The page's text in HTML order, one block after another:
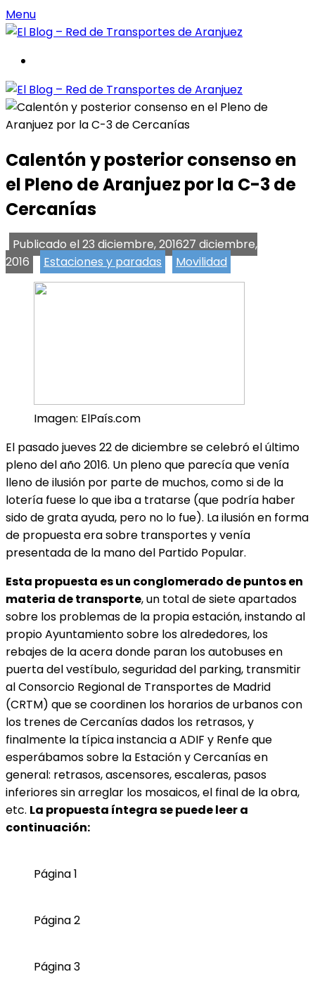
Menu
Calentón y posterior consenso en
el Pleno de Aranjuez por la C-3 de
Cercanías
Publicado el 23 diciembre, 201627 diciembre,
2016
Estaciones y paradas Movilidad
Imagen: ElPaís.com
El pasado jueves 22 de diciembre se celebró el último
pleno del año 2016. Un pleno que parecía que venía
lleno de ilusión por parte de muchos, como si de la
lotería fuese lo que iba a tratarse (que podría haber
sido de grata ayuda, pero no lo fue). La ilusión en forma
de propuesta era sobre transportes y venía
presentada de la mano del Partido Popular.
Esta propuesta es un conglomerado de puntos en
materia de transporte, un total de siete apartados
sobre los problemas de la propia estación, instando al
propio Ayuntamiento sobre los alrededores, los
rebajes de la acera donde paran los autobuses en
puerta del vestíbulo, seguridad del parking, transmitir
al Consorcio Regional de Transportes de Madrid
(CRTM) que se coordinen los horarios de urbanos con
los trenes de Cercanías dados los retrasos, y
finalmente la típica instancia a ADIF y Renfe que
esperábamos sobre la Estación y Cercanías en
general: retrasos, ascensores, escaleras, pasos
inferiores sin arreglar los mosaicos, el final de la obra,
etc. La propuesta íntegra se puede leer a
continuación:
Página 1
Página 2
Página 3